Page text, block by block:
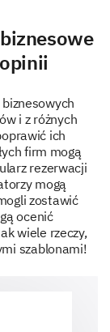
i z różnych
ich
firm mogą
rezerwacji
mogą
zostawić
ocenić
wiele rzeczy,
szablonami!